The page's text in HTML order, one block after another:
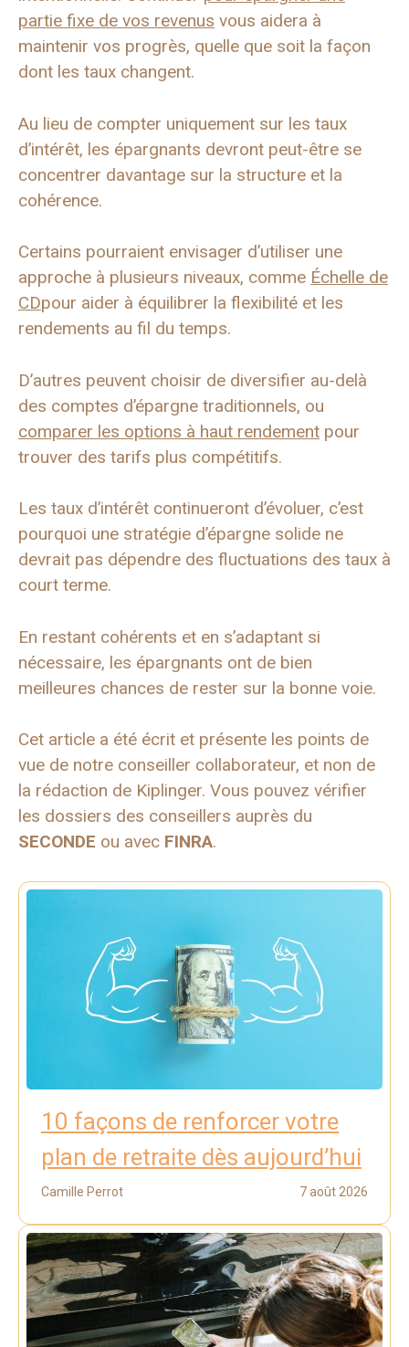
partie fixe de vos revenus vous aidera à
maintenir vos progrès, quelle que soit la façon
dont les taux changent.
Au lieu de compter uniquement sur les taux
d’intérêt, les épargnants devront peut-être se
concentrer davantage sur la structure et la
cohérence.
Certains pourraient envisager d’utiliser une
approche à plusieurs niveaux, comme Échelle de
CDpour aider à équilibrer la flexibilité et les
rendements au fil du temps.
D’autres peuvent choisir de diversifier au-delà
des comptes d’épargne traditionnels, ou
comparer les options à haut rendement pour
trouver des tarifs plus compétitifs.
Les taux d’intérêt continueront d’évoluer, c’est
pourquoi une stratégie d’épargne solide ne
devrait pas dépendre des fluctuations des taux à
court terme.
En restant cohérents et en s’adaptant si
nécessaire, les épargnants ont de bien
meilleures chances de rester sur la bonne voie.
Cet article a été écrit et présente les points de
vue de notre conseiller collaborateur, et non de
la rédaction de Kiplinger. Vous pouvez vérifier
les dossiers des conseillers auprès du
SECONDE ou avec FINRA.
10 façons de renforcer votre
plan de retraite dès aujourd’hui
Camille Perrot 7 août 2026